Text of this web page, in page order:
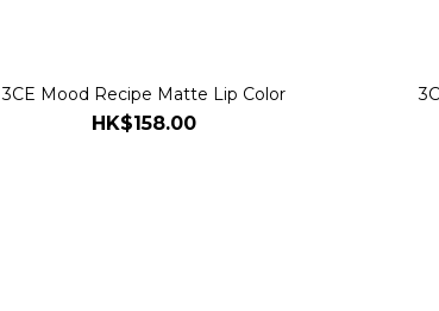
3CE Mood Recipe Matte Lip Color
HK$158.00